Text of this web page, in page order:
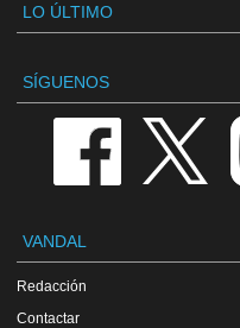
LO ÚLTIMO
SÍGUENOS
VANDAL
Redacción
Contactar